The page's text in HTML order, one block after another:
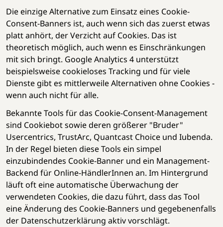
Die einzige Alternative zum Einsatz eines Cookie-
Consent-Banners ist, auch wenn sich das zuerst etwas
platt anhört, der Verzicht auf Cookies. Das ist
theoretisch möglich, auch wenn es Einschränkungen
mit sich bringt. Google Analytics 4 unterstützt
beispielsweise cookieloses Tracking und für viele
Dienste gibt es mittlerweile Alternativen ohne Cookies -
wenn auch nicht für alle.
Bekannte Tools für das Cookie-Consent-Management
sind Cookiebot sowie deren größerer "Bruder"
Usercentrics, TrustArc, Quantcast Choice und Iubenda.
In der Regel bieten diese Tools ein simpel
einzubindendes Cookie-Banner und ein Management-
Backend für Online-HändlerInnen an. Im Hintergrund
läuft oft eine automatische Überwachung der
verwendeten Cookies, die dazu führt, dass das Tool
eine Änderung des Cookie-Banners und gegebenenfalls
der Datenschutzerklärung aktiv vorschlägt.